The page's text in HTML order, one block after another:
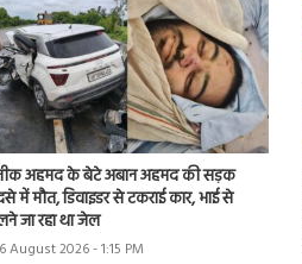
अहमद के बेटे अबान अहमद की सड़क
में मौत, डिवाइडर से टकराई कार, भाई से
जा रहा था जेल
6 August 2026 - 1:15 PM